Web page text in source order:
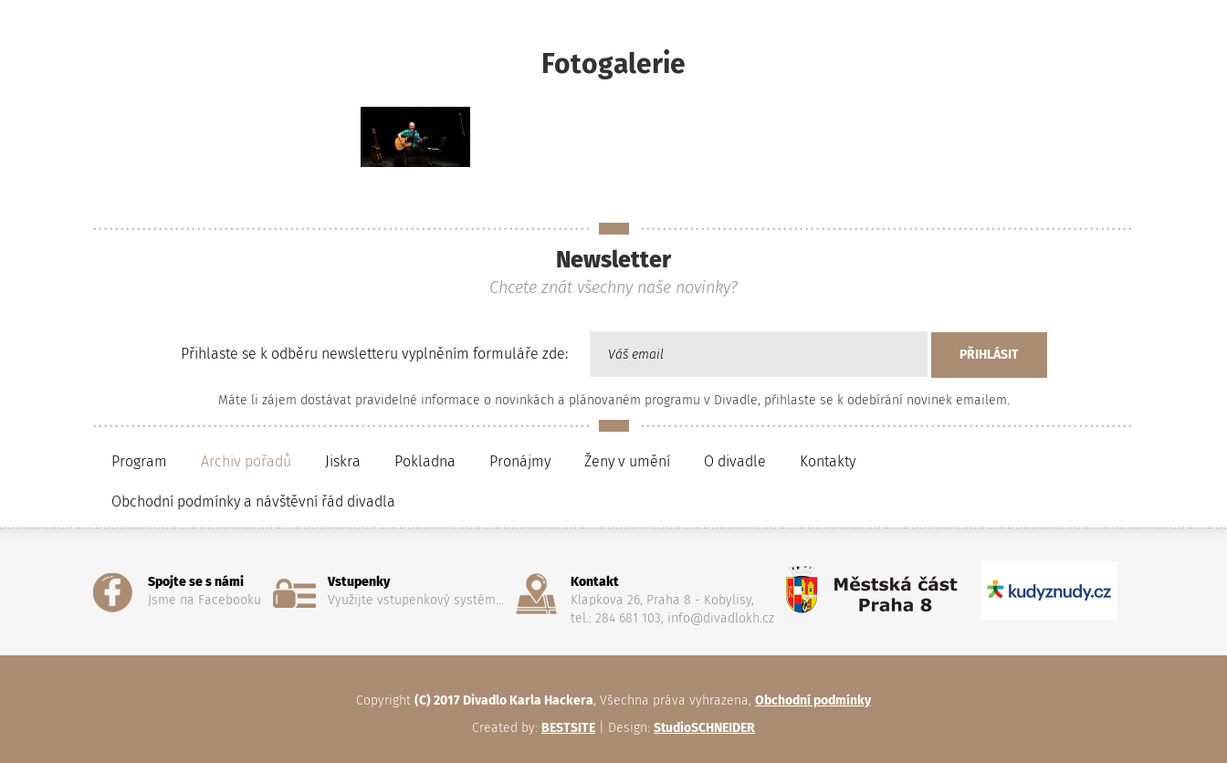
Fotogalerie
Newsletter
Chcete znát všechny naše novinky?
Přihlaste se k odběru newsletteru vyplněním formuláře zde:
Máte li zájem dostávat pravidelné informace o novinkách a plánovaném programu v Divadle, přihlaste se k odebírání novinek emailem.
Program Archiv pořadů Jiskra Pokladna Pronájmy Ženy v umění O divadle Kontakty
Obchodní podmínky a návštěvní řád divadla
Spojte se s námi
Jsme na Facebooku
Vstupenky
Využijte vstupenkový systém...
Kontakt
Klapkova 26, Praha 8 - Kobylisy,
tel.: 284 681 103, info@divadlokh.cz
Copyright (C) 2017 Divadlo Karla Hackera, Všechna práva vyhrazena, Obchodní podmínky
Created by: BESTSITE | Design: StudioSCHNEIDER